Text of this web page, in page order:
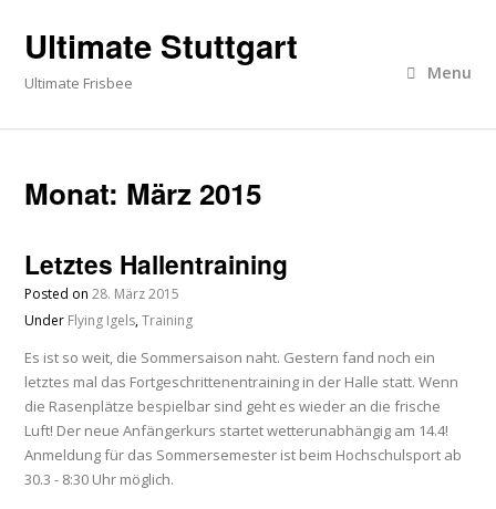
Ultimate Stuttgart
Ultimate Frisbee Menu
Monat: März 2015
Letztes Hallentraining
Posted on28. März 2015
Under Flying Igels,Training
Es ist so weit, die Sommersaison naht. Gestern fand noch ein
letztes mal das Fortgeschrittenentraining in der Halle statt. Wenn
die Rasenplätze bespielbar sind geht es wieder an die frische
Luft! Der neue Anfängerkurs startet wetterunabhängig am 14.4!
Anmeldung für das Sommersemester ist beim Hochschulsport ab
30.3 - 8:30 Uhr möglich.